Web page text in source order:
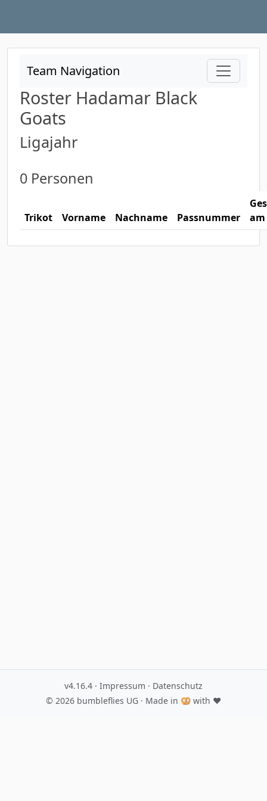
Team Navigation
Roster Hadamar Black
Goats
Ligajahr
0 Personen
Trikot Vorname Nachname Passnummer
am
v4.16.4 · Impressum · Datenschutz
© 2026 bumbleflies UG · Made in 🥨 with ♥️